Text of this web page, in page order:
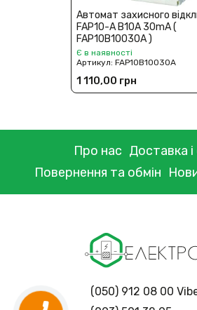
Автомат захисного
FAP10-A В10A 30mA (
FAP10В10030A )
Є в наявності
Артикул:FAP10В10030A
1 110,00 грн
Про нас Доставка
Повернення та обмін
(050) 912 08 00